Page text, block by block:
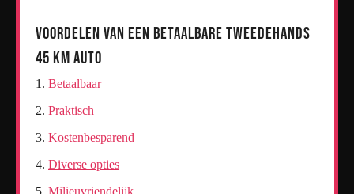
Voordelen van een Betaalbare Tweedehands
45 km Auto
Betaalbaar
Praktisch
Kostenbesparend
Diverse opties
Milieuvriendelijk